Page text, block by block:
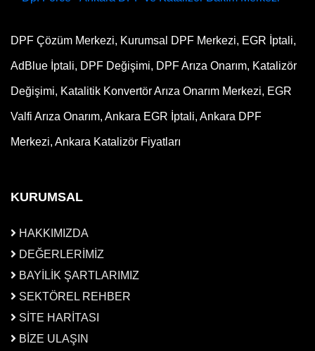
DPF Çözüm Merkezi, Kurumsal DPF Merkezi, EGR İptali,
AdBlue İptali, DPF Değişimi, DPF Arıza Onarım, Katalizör
Değişimi, Katalitik Konvertör Arıza Onarım Merkezi, EGR
Valfi Arıza Onarım, Ankara EGR İptali, Ankara DPF
Merkezi, Ankara Katalizör Fiyatları
KURUMSAL
HAKKIMIZDA
DEĞERLERİMİZ
BAYİLİK ŞARTLARIMIZ
SEKTÖREL REHBER
SİTE HARİTASI
BİZE ULAŞIN